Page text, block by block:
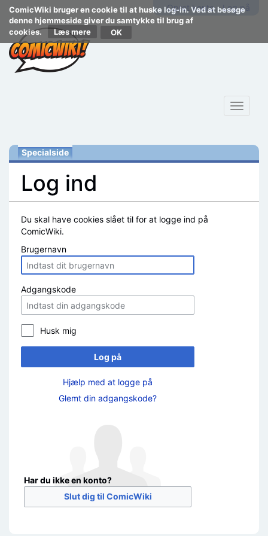
ComicWiki bruger en cookie til at huske log-in. Ved at besøge
denne hjemmeside giver du samtykke til brug af
cookies.
Læs mere
Opret konto Log på
Toggle
Specialside
Log ind
Du skal have cookies slået til for at logge ind på
ComicWiki.
Brugernavn
Adgangskode
Husk mig
Log på
Hjælp med at logge på
Glemt din adgangskode?
Har du ikke en konto?
Slut dig til ComicWiki